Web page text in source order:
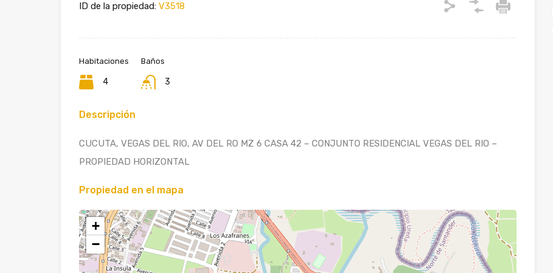
ID de la propiedad: V3518
Habitaciones
4
Baños
3
Descripción
CUCUTA, VEGAS DEL RIO, AV DEL RO MZ 6 CASA 42 – CONJUNTO RESIDENCIAL VEGAS DEL RIO –
PROPIEDAD HORIZONTAL
Propiedad en el mapa
+
−